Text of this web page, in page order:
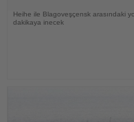
Heihe ile Blagoveşçensk arasındaki
dakikaya inecek